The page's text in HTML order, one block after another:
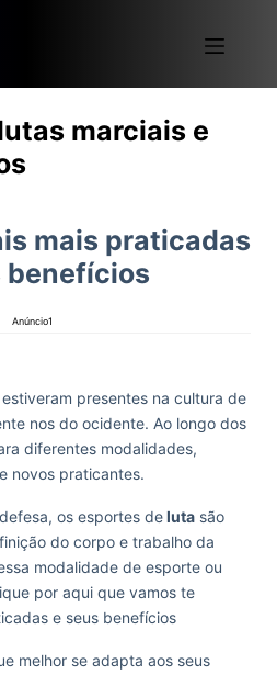
marciais e
mais praticadas
benefícios
Anúncio1
presentes na cultura de
nos do ocidente. Ao longo dos
diferentes modalidades,
novos praticantes.
os esportes deluta são
do corpo e trabalho da
modalidade de esporte ou
por aqui que vamos te
e seus benefícios
melhor se adapta aos seus